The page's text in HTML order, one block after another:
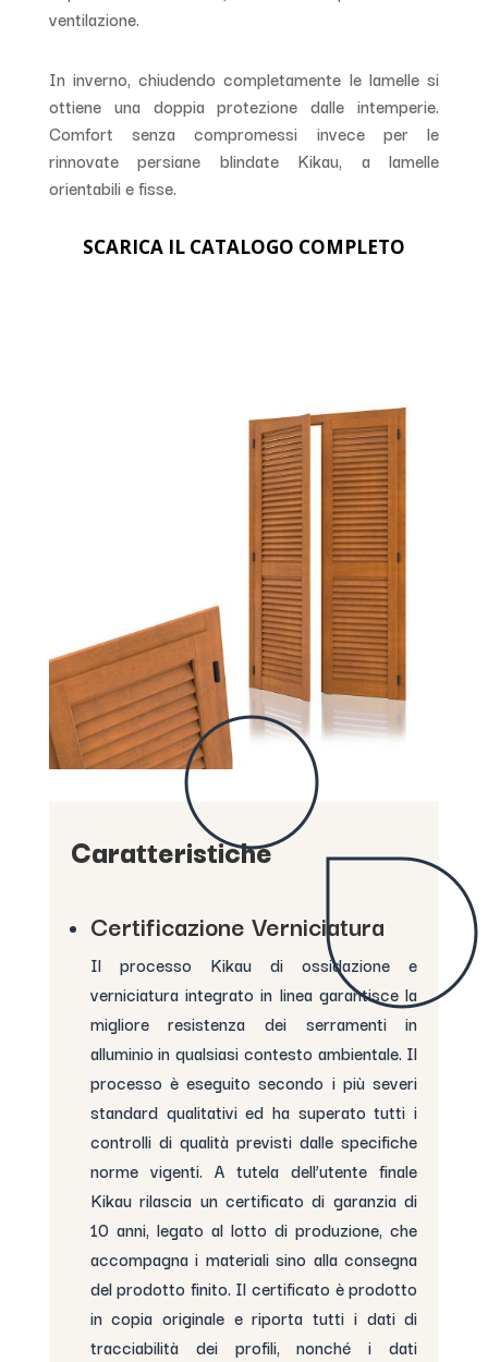
ventilazione.
In inverno, chiudendo completamente le lamelle si
ottiene una doppia protezione dalle intemperie.
Comfort senza compromessi invece per le
rinnovate persiane blindate Kikau, a lamelle
orientabili e fisse.
SCARICA IL CATALOGO COMPLETO
Caratteristiche
Certificazione Verniciatura
Il processo Kikau di ossidazione e
verniciatura integrato in linea garantisce la
migliore resistenza dei serramenti in
alluminio in qualsiasi contesto ambientale. Il
processo è eseguito secondo i più severi
standard qualitativi ed ha superato tutti i
controlli di qualità previsti dalle specifiche
norme vigenti. A tutela dell’utente finale
Kikau rilascia un certificato di garanzia di
10 anni, legato al lotto di produzione, che
accompagna i materiali sino alla consegna
del prodotto finito. Il certificato è prodotto
in copia originale e riporta tutti i dati di
tracciabilità dei profili, nonché i dati